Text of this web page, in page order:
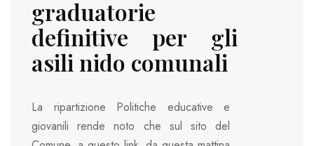
graduatorie
definitive per gli
asili nido comunali
La ripartizione Politiche educative e
giovanili rende noto che sul sito del